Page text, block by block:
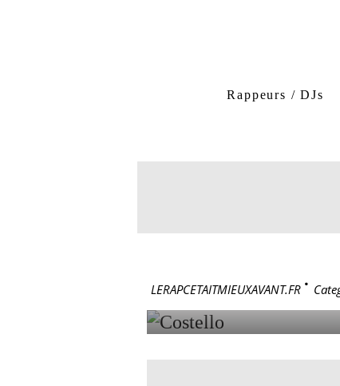
Rappeurs / DJs
LERAPCETAITMIEUXAVANT.FR >